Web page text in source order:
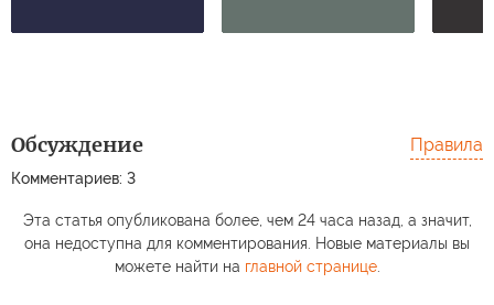
Обсуждение
Комментариев: 3
Правила
Эта статья опубликована более, чем 24 часа назад, а значит,
она недоступна для комментирования. Новые материалы вы
можете найти на главной странице.